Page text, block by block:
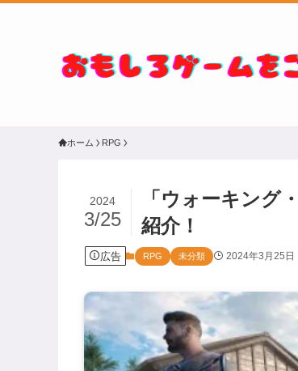
ホーム RPG
「ウォーキング
紹介！
2024
3/25
広告 RPG 未分類 2024年3月25日